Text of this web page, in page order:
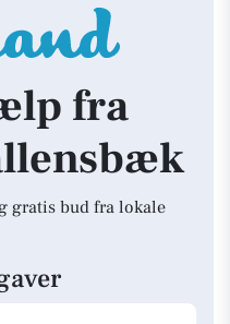
fra
gratis bud fra lokale